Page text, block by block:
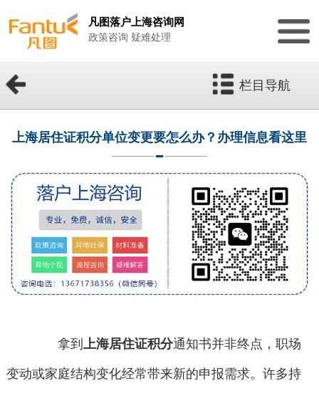
凡图落户上海咨询网
政策咨询 疑难处理
栏目导航
上海居住证积分单位变更要怎么办？办理信息看这里
拿到上海居住证积分通知书并非终点，职场
变动或家庭结构变化经常带来新的申报需求。许多持